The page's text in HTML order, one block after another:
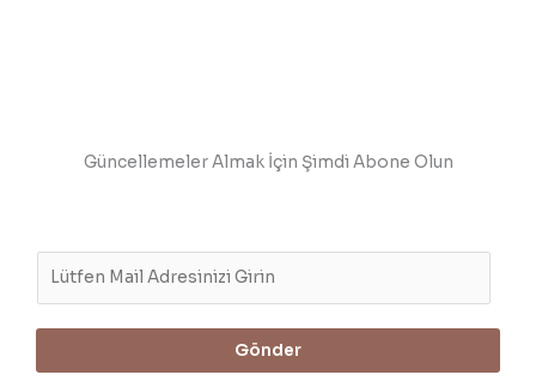
Güncellemeler Almak İçin Şimdi Abone Olun
l
Gönder